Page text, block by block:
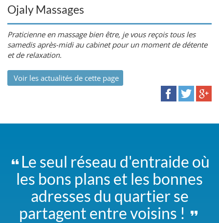
Ojaly Massages
Praticienne en massage bien être, je vous reçois tous les
samedis après-midi au cabinet pour un moment de détente
et de relaxation.
Voir les actualités de cette page
Le seul réseau d'entraide où
les bons plans et les bonnes
adresses du quartier se
partagent entre voisins !